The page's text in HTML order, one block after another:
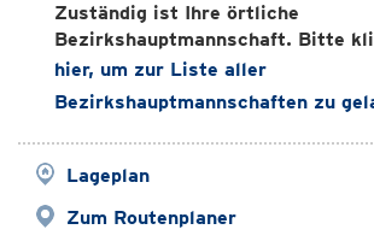
Zuständig ist Ihre örtliche
Bezirkshauptmannschaft. Bitte
hier, um zur Liste aller
Bezirkshauptmannschaften zu
Lageplan
Zum Routenplaner